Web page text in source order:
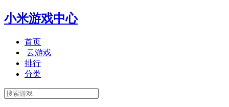
小米游戏中心
首页
云游戏
排行
分类